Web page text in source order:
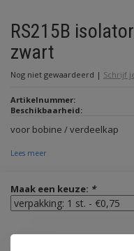
RS215B
zwart
Nog niet gewaardeerd | Schrijf
Artikelnummer:
Beschikbaarheid:
voor bobine / verdeelkap
Lees meer
Maak een keuze: *